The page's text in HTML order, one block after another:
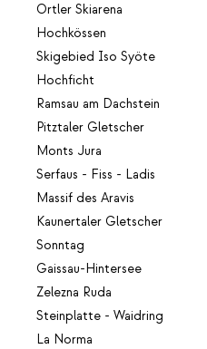
Ortler Skiarena
Hochkössen
Skigebied Iso Syöte
Hochficht
Ramsau am Dachstein
Pitztaler Gletscher
Monts Jura
Serfaus - Fiss - Ladis
Massif des Aravis
Kaunertaler Gletscher
Sonntag
Gaissau-Hintersee
Zelezna Ruda
Steinplatte - Waidring
La Norma